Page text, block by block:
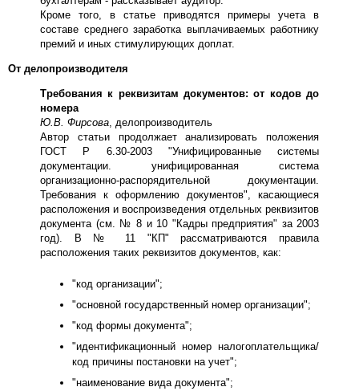
Кроме того, в статье приводятся примеры учета в
составе среднего заработка выплачиваемых работнику
премий и иных стимулирующих доплат.
От делопроизводителя
Требования к реквизитам документов: от кодов до
номера
Ю.В. Фирсова, делопроизводитель
Автор статьи продолжает анализировать положения
ГОСТ Р 6.30-2003 "Унифицированные системы
документации. унифицированная система
организационно-распорядительной документации.
Требования к оформлению документов", касающиеся
расположения и воспроизведения отдельных реквизитов
документа (см. № 8 и 10 "Кадры предприятия" за 2003
год). В № 11 "КП" рассматриваются правила
расположения таких реквизитов документов, как:
"код организации";
"основной государственный номер организации";
"код формы документа";
"идентификационный номер налогоплательщика/
код причины постановки на учет";
"наименование вида документа";